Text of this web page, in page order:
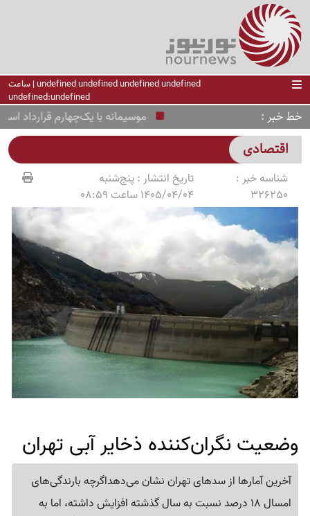
undefined undefined undefined undefined | ساعت
undefined:undefined
خط خبر موسیمانه با یک‌چهارم قرارداد
اقتصادی
شناسه خبر :
326250
تاریخ انتشار :پنج‌شنبه
1405/04/04 ساعت 08:59
وضعیت نگران‌کننده ذخایر آبی تهران
آخرین آمارها از سدهای تهران نشان می‌دهداگرچه بارندگی‌های
امسال 18 درصد نسبت به سال گذشته افزایش داشته، اما به